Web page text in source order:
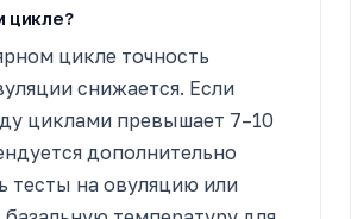
цикле?
цикле точность
снижается. Если
циклами превышает 7–10
дополнительно
тесты на овуляцию или